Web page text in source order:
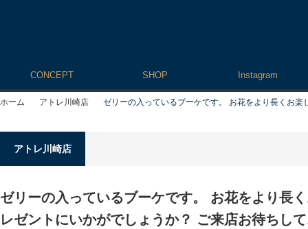
CONCEPT SHOP Instagram
ホーム アトレ川崎店 ゼリーの入っているブーケです。 お花をより長くお
アトレ川崎店
ゼリーの入っているブーケです。 お花をより長
レゼントにいかがでしょうか？ ご来店お待ちし